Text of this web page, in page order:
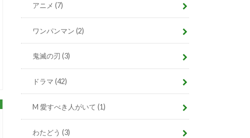
アニメ(7)
ワンパンマン(2)
鬼滅の刃(3)
ドラマ(42)
M 愛すべき人がいて(1)
わたどう(3)